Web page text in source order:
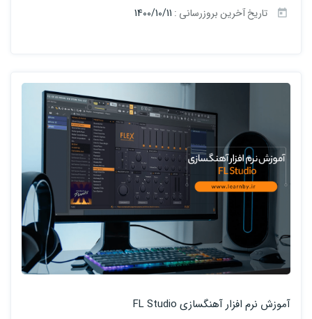
تاریخ آخرین بروزرسانی : 1400/10/11
آموزش نرم افزار آهنگسازی FL Studio